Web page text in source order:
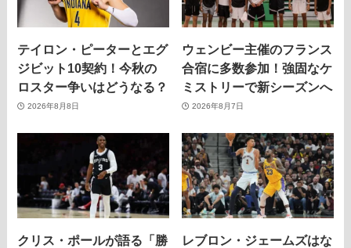
テイロン・ピーターとエグ
ジビット10契約！今秋の
ロスター争いはどうなる？
2026年8月8日
ウェンビー主催のフランス
合宿に多数参加！強固なケ
ミストリーで新シーズンへ
2026年8月7日
クリス・ポールが語る「勝 レブロン・ジェームズはな